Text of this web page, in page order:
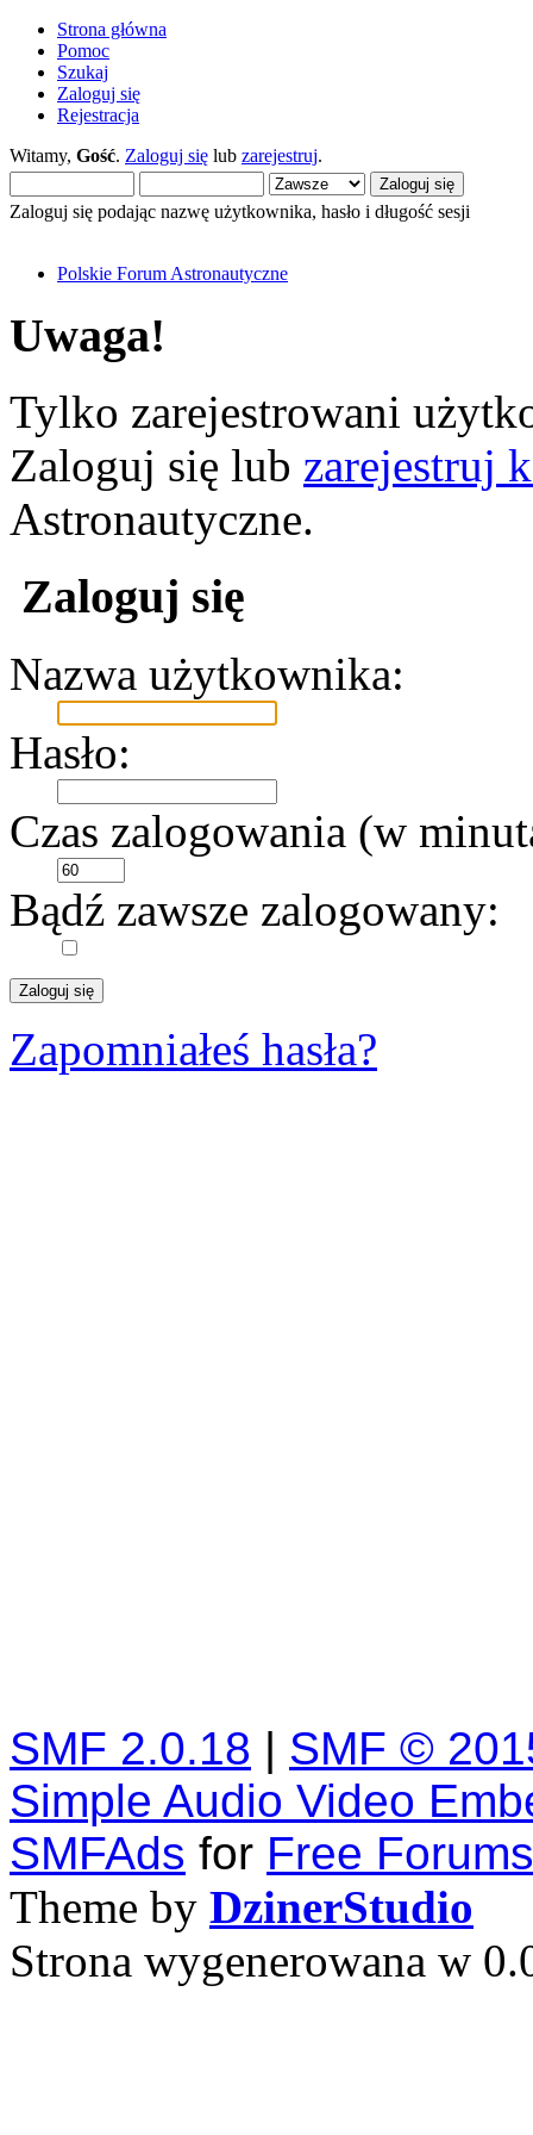
Strona główna
Pomoc
Szukaj
Zaloguj się
Rejestracja
Witamy, Gość. Zaloguj się lub zarejestruj.
Zaloguj się podając nazwę użytkownika, hasło i długość sesji
Polskie Forum Astronautyczne
Uwaga!
Tylko zarejestrowani
Zaloguj się lub zarejestruj
Astronautyczne.
Zaloguj się
Nazwa użytkownika:
Hasło:
Czas zalogowania (w
Bądź zawsze zalogowany:
Zapomniałeś hasła?
SMF 2.0.18 | SMF ©
Simple Audio Video
SMFAds for Free Forums
Theme by DzinerStudio
Strona wygenerowana w